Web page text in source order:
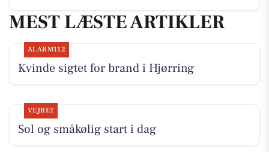
MEST LÆSTE ARTIKLER
ALARM112
Kvinde sigtet for brand i Hjørring
VEJRET
Sol og småkølig start i dag